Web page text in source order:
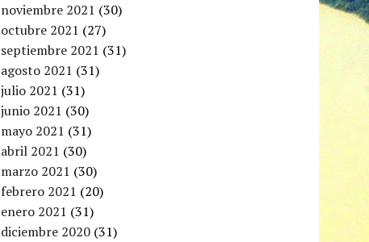
noviembre 2021 (30)
octubre 2021 (27)
septiembre 2021 (31)
agosto 2021 (31)
julio 2021 (31)
junio 2021 (30)
mayo 2021 (31)
abril 2021 (30)
marzo 2021 (30)
febrero 2021 (20)
enero 2021 (31)
diciembre 2020 (31)